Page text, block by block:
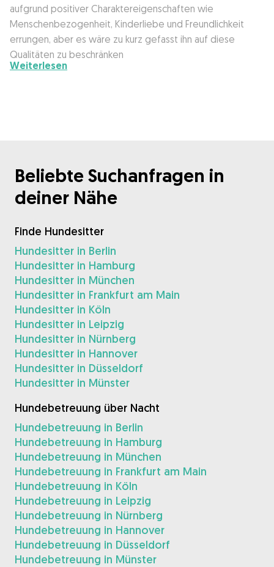
aufgrund positiver Charaktereigenschaften wie
Menschenbezogenheit, Kinderliebe und Freundlichkeit
errungen, aber es wäre zu kurz gefasst ihn auf diese
Qualitäten zu beschränken
Weiterlesen
Beliebte Suchanfragen in
deiner Nähe
Finde Hundesitter
Hundesitter in Berlin
Hundesitter in Hamburg
Hundesitter in München
Hundesitter in Frankfurt am Main
Hundesitter in Köln
Hundesitter in Leipzig
Hundesitter in Nürnberg
Hundesitter in Hannover
Hundesitter in Düsseldorf
Hundesitter in Münster
Hundebetreuung über Nacht
Hundebetreuung in Berlin
Hundebetreuung in Hamburg
Hundebetreuung in München
Hundebetreuung in Frankfurt am Main
Hundebetreuung in Köln
Hundebetreuung in Leipzig
Hundebetreuung in Nürnberg
Hundebetreuung in Hannover
Hundebetreuung in Düsseldorf
Hundebetreuung in Münster